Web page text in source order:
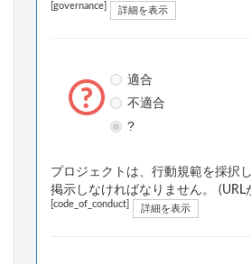
[governance] 詳細を表示
適合
不適合
?
プロジェクトは、行動規範を採択
掲示しなければなりません。 (URL
[code_of_conduct] 詳細を表示